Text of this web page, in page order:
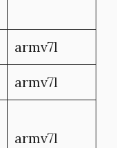
armv7l
armv7l
armv7l